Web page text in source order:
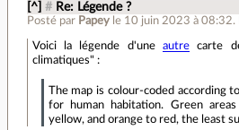
[^] # Re: Légende ?
Posté par Papey le 10 juin 2023 à 08:32.
Voici la légende d'uneautre carte
climatiques" :
The map is colour-coded according
for human habitation. Green
yellow, and orange to red, the least